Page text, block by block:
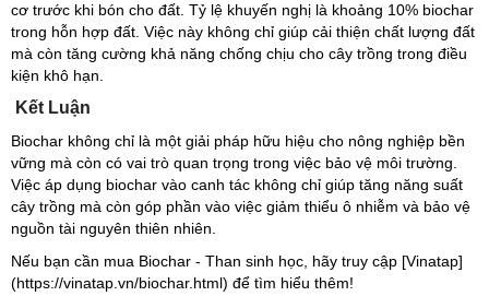
cơ trước khi bón cho đất. Tỷ lệ khuyến nghị là khoảng 10% biochar
trong hỗn hợp đất. Việc này không chỉ giúp cải thiện chất lượng đất
mà còn tăng cường khả năng chống chịu cho cây trồng trong điều
kiện khô hạn.
Kết Luận
Biochar không chỉ là một giải pháp hữu hiệu cho nông nghiệp bền
vững mà còn có vai trò quan trọng trong việc bảo vệ môi trường.
Việc áp dụng biochar vào canh tác không chỉ giúp tăng năng suất
cây trồng mà còn góp phần vào việc giảm thiểu ô nhiễm và bảo vệ
nguồn tài nguyên thiên nhiên.
Nếu bạn cần mua Biochar - Than sinh học, hãy truy cập [Vinatap]
(https://vinatap.vn/biochar.html) để tìm hiểu thêm!